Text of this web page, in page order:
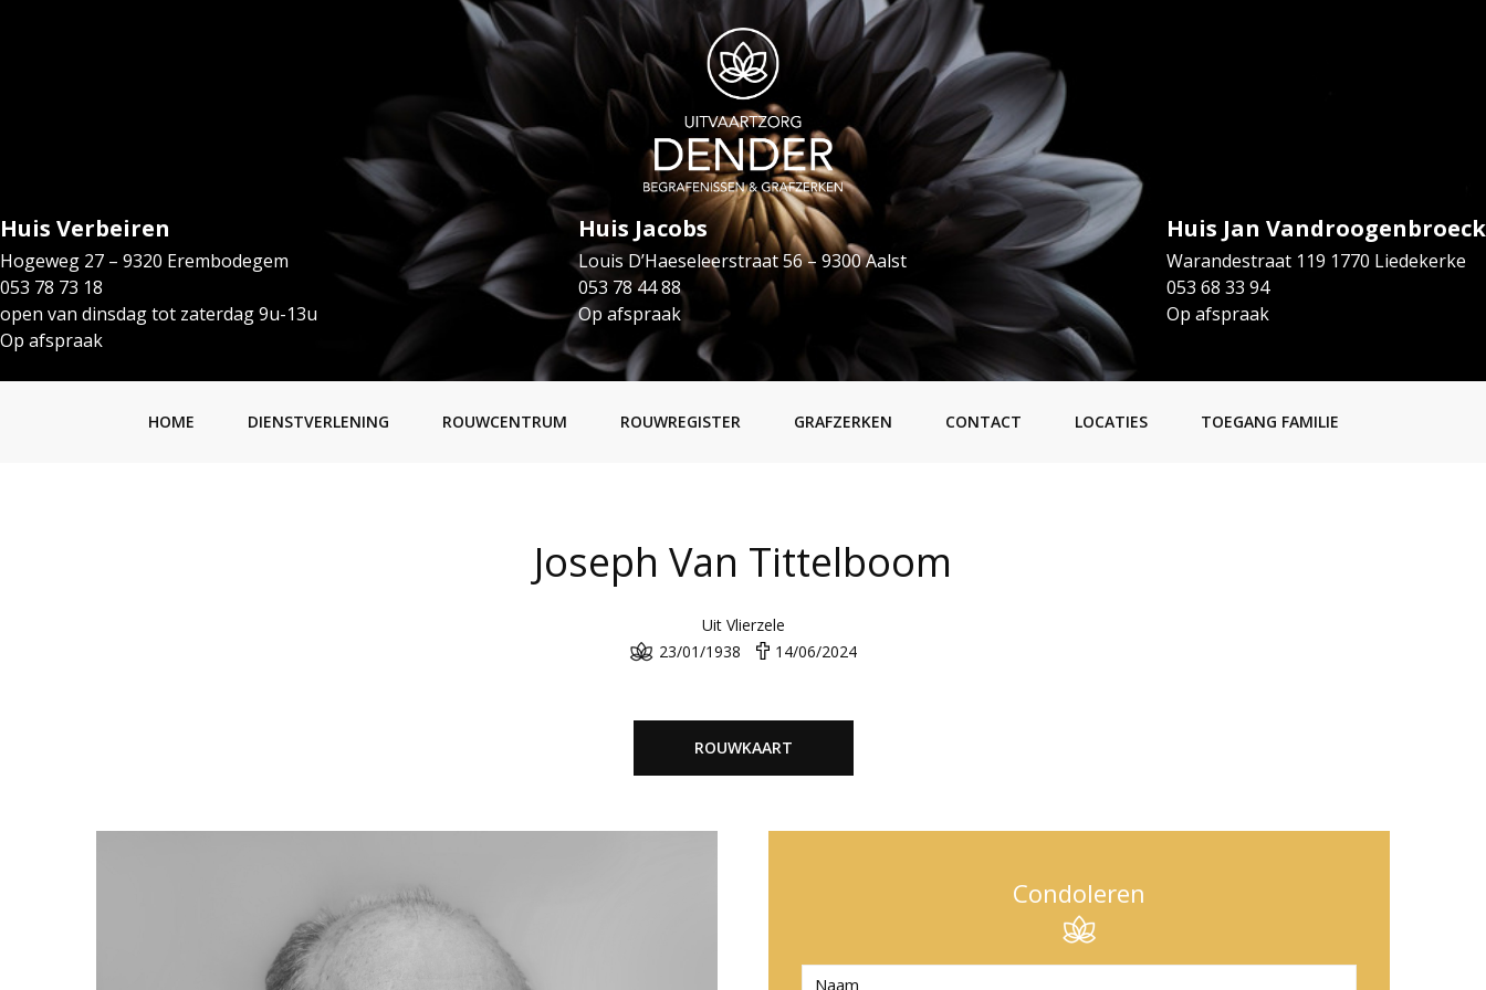
Huis Verbeiren
Hogeweg 27 – 9320 Erembodegem
053 78 73 18
open van dinsdag tot zaterdag 9u-13u
Op afspraak
Huis Jacobs
Louis D’Haeseleerstraat 56 – 9300 Aalst
053 78 44 88
Op afspraak
Huis Jan Vandroogenbroeck
Warandestraat 119 1770 Liedekerke
053 68 33 94
Op afspraak
HOME DIENSTVERLENING ROUWCENTRUM ROUWREGISTER GRAFZERKEN CONTACT LOCATIES TOEGANG FAMILIE
Joseph Van Tittelboom
Uit Vlierzele
23/01/1938
14/06/2024
ROUWKAART
Condoleren